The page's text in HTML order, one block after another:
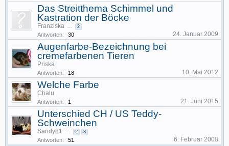
Das Streitthema Schimmel und
Kastration der Böcke
Franziska ... 2
Antworten: 30 24. Januar 2009
Augenfarbe-Bezeichnung bei
cremefarbenen Tieren
Priska
Antworten: 18 10. Mai 2012
Welche Farbe
Chalu
Antworten: 1 21. Juni 2015
Unterschied CH / US Teddy-
Schweinchen
Sandy81 ... 2 3
Antworten: 51 6. Februar 2008